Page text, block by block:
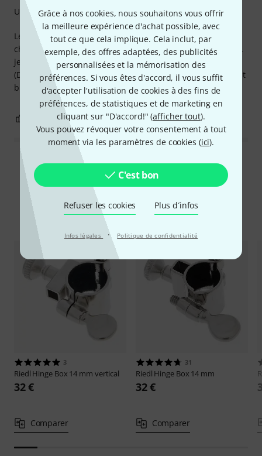
Grâce à nos cookies, nous souhaitons vous offrir
la meilleure expérience d'achat possible, avec
tout ce que cela implique. Cela inclut, par
exemple, des offres adaptées, des publicités
personnalisées et la mémorisation des
préférences. Si vous êtes d'accord, il vous suffit
d'accepter l'utilisation de cookies à des fins de
préférences, de statistiques et de marketing en
cliquant sur "D'accord!" (afficher tout).
Vous pouvez révoquer votre consentement à tout
moment via les paramètres de cookies (ici).
C'est bon
Refuser les cookies Plus d´infos
Infos légales · Politique de confidentialité
Le filetage du support de lyre de mon tuba étant "foiré", je
cherchais depuis longtemps un autre système de fixation...
je ne savais pas que cet ustensile existait pour tuba
(D=21mm), et les vendeurs de Thomann m'ont parfaitement
bien conseillé.
Utilisation
0 SIGNALER L'ÉVALUATION
Lire toutes les évaluations
Comparez les alternatives
3
Riedl Hinge Box 14 mm vertical
32 €
Comparer
31
Riedl Hinge Box 14 mm
32 €
Comparer